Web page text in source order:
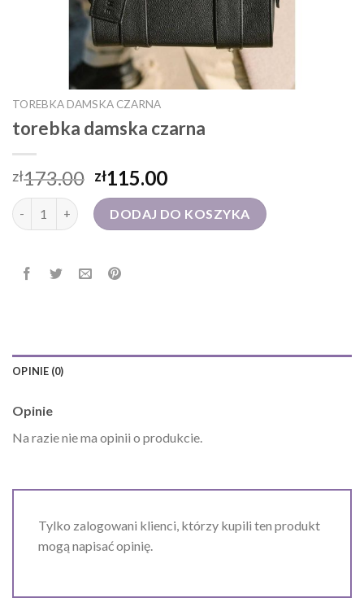
TOREBKA DAMSKA CZARNA
torebka damska czarna
zł173.00 zł115.00
ilość torebka damska czarnaDODAJ DO KOSZYKA
OPINIE (0)
Opinie
Na razie nie ma opinii o produkcie.
Tylko zalogowani klienci, którzy kupili ten produkt
mogą napisać opinię.